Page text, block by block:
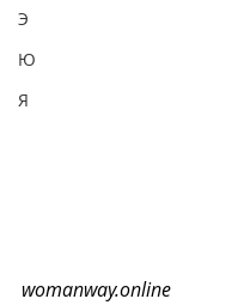
Э
Ю
Я
womanway.online